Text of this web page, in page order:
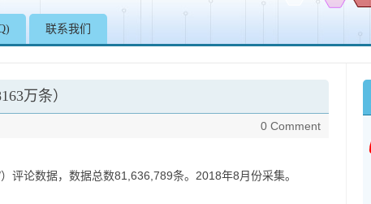
联系我们
万条）
0 Comment
评论数据，数据总数81,636,789条。2018年8月份采集。